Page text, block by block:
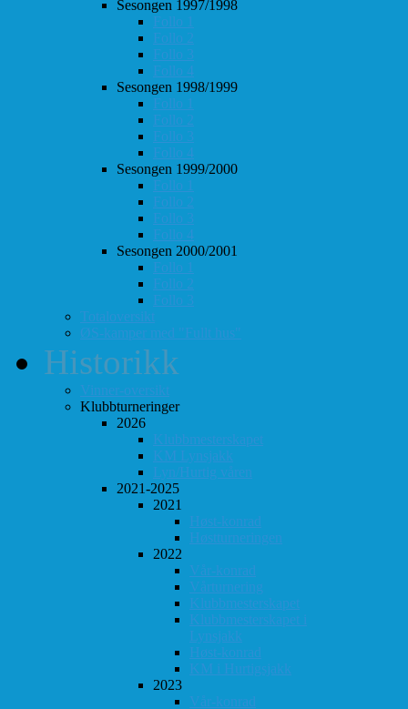
Sesongen 1997/1998
Follo 1
Follo 2
Follo 3
Follo 4
Sesongen 1998/1999
Follo 1
Follo 2
Follo 3
Follo 4
Sesongen 1999/2000
Follo 1
Follo 2
Follo 3
Follo 4
Sesongen 2000/2001
Follo 1
Follo 2
Follo 3
Totaloversikt
ØS-kamper med "Fullt hus"
Historikk
Vinner-oversikt
Klubbturneringer
2026
Klubbmesterskapet
KM Lynsjakk
Lyn/Hurtig våren
2021-2025
2021
Høst-konrad
Høstturneringen
2022
Vår-konrad
Vårturnering
Klubbmesterskapet
Klubbmesterskapet i
Lynsjakk
Høst-konrad
KM i Hurtigsjakk
2023
Vår-konrad